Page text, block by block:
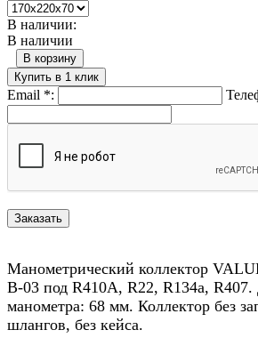
В наличии:
В наличии
В корзину
Купить в 1 клик
Email *:
Манометрический коллектор
B-03 под R410A, R22, R134a, R407.
манометра: 68 мм. Коллектор без
шлангов, без кейса.